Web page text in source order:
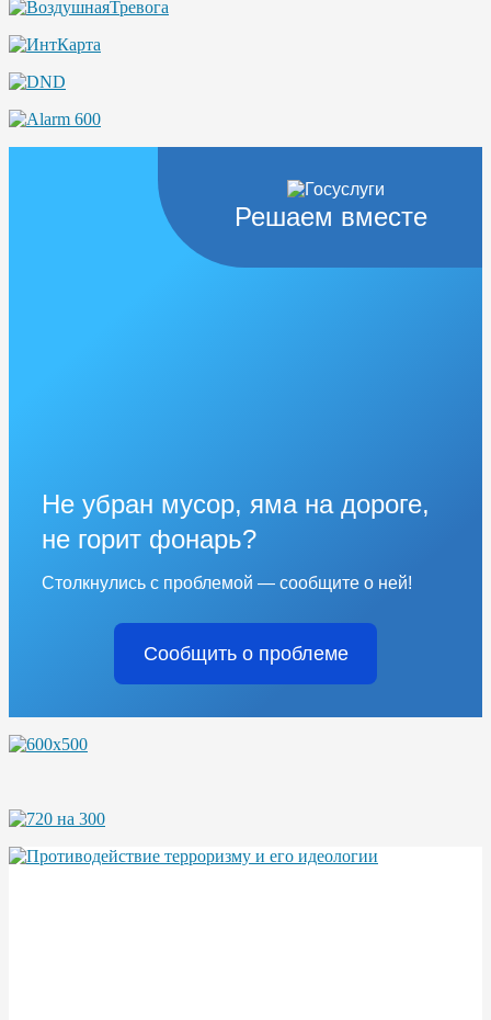
Решаем вместе
Не убран мусор, яма на дороге,
не горит фонарь?
Столкнулись с проблемой — сообщите о ней!
Сообщить о проблеме